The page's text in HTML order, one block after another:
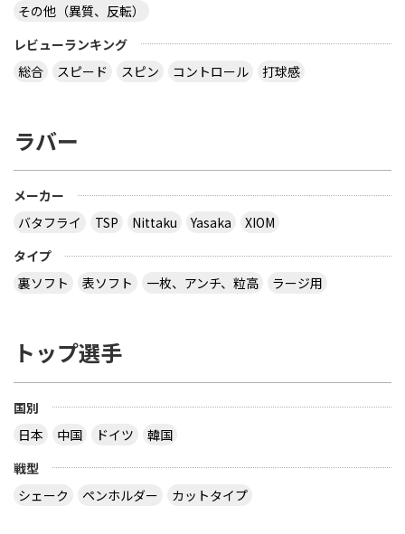
その他（異質、反転）
レビューランキング
総合
スピード スピン コントロール 打球感
ラバー
メーカー
バタフライ
TSP Nittaku Yasaka
XIOM
タイプ
裏ソフト
表ソフト 一枚、アンチ、粒高 ラージ用
トップ選手
国別
日本
中国 ドイツ
韓国
戦型
シェーク
ペンホルダー カットタイプ